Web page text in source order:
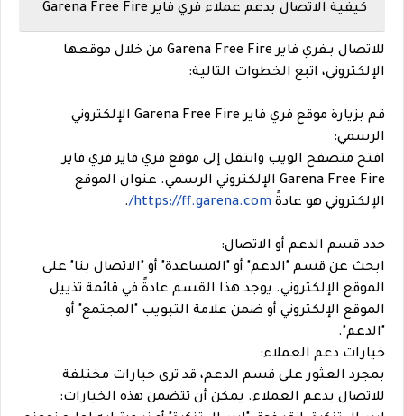
كيفية الاتصال بدعم عملاء فري فاير Garena Free Fire
للاتصال بـفري فاير Garena Free Fire من خلال موقعها
الإلكتروني، اتبع الخطوات التالية:
قم بزيارة موقع فري فاير Garena Free Fire الإلكتروني
الرسمي:
افتح متصفح الويب وانتقل إلى موقع فري فاير فري فاير
Garena Free Fire الإلكتروني الرسمي. عنوان الموقع
الإلكتروني هو عادةً https://ff.garena.com/
.
حدد قسم الدعم أو الاتصال:
ابحث عن قسم "الدعم" أو "المساعدة" أو "الاتصال بنا" على
الموقع الإلكتروني. يوجد هذا القسم عادةً في قائمة تذييل
الموقع الإلكتروني أو ضمن علامة التبويب "المجتمع" أو
"الدعم".
خيارات دعم العملاء:
بمجرد العثور على قسم الدعم، قد ترى خيارات مختلفة
للاتصال بدعم العملاء. يمكن أن تتضمن هذه الخيارات: